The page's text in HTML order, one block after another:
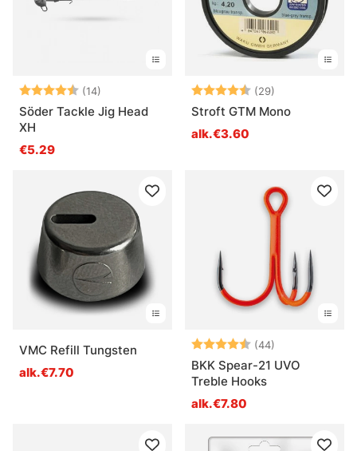
Arvio: (14)
4.7 5:sta tähdestä
Söder Tackle Jig Head
XH
€5.29
Arvio: (29)
Stroft GTM Mono
alk.€3.60
VMC Refill Tungsten
alk.€7.70
Arvio: (44)
BKK Spear-21 UVO
Treble Hooks
alk.€7.80